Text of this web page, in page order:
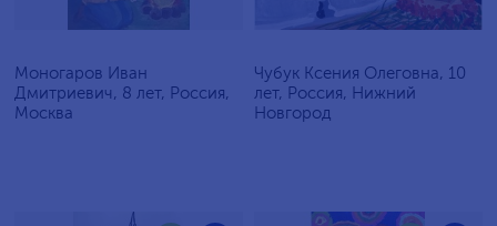
Моногаров Иван
Дмитриевич, 8 лет, Россия,
Москва
Чубук Ксения Олеговна, 10
лет, Россия, Нижний
Новгород